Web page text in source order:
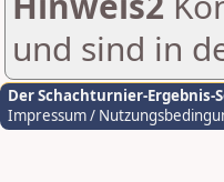
und sind in
Der Schachturnier-Ergebnis-
Impressum /